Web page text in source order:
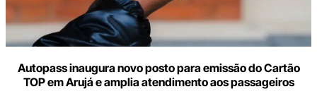
Autopass inaugura novo posto para emissão do Cartão
TOP em Arujá e amplia atendimento aos passageiros